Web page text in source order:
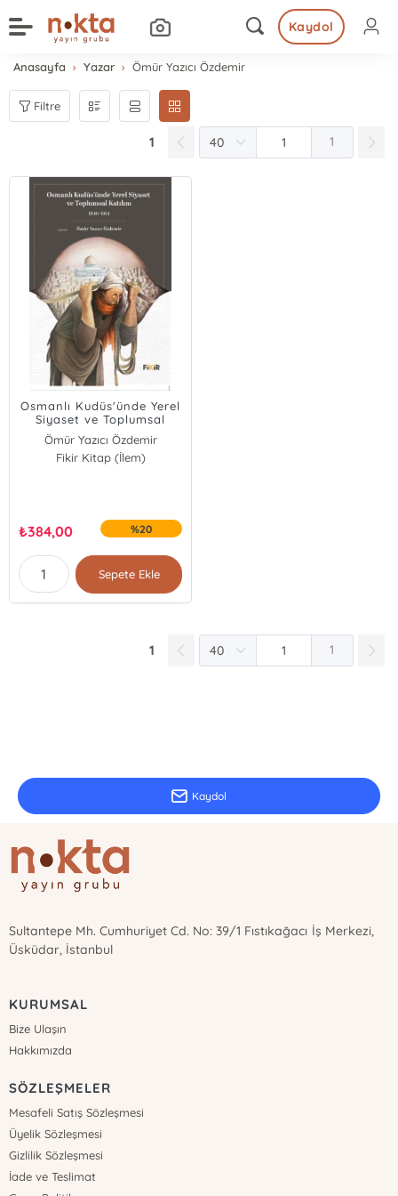
Kaydol
Anasayfa Yazar Ömür Yazıcı Özdemir
Filtre
1 1
Osmanlı Kudüs'ünde Yerel
Siyaset ve Toplumsal
Katılım (1840-1914); 1840 -
1914
Ömür Yazıcı Özdemir
Fikir Kitap (İlem)
₺384,00 %20
Sepete Ekle
1 1
Kaydol
Sultantepe Mh. Cumhuriyet Cd. No: 39/1 Fıstıkağacı İş Merkezi,
Üsküdar, İstanbul
KURUMSAL
Bize Ulaşın
Hakkımızda
SÖZLEŞMELER
Mesafeli Satış Sözleşmesi
Üyelik Sözleşmesi
Gizlilik Sözleşmesi
İade ve Teslimat